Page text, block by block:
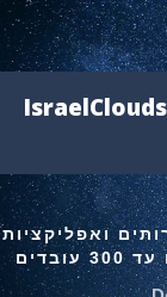
IsraelClouds
ואפליקציות